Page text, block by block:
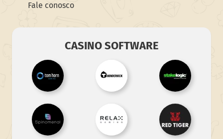
Fale conosco
CASINO SOFTWARE